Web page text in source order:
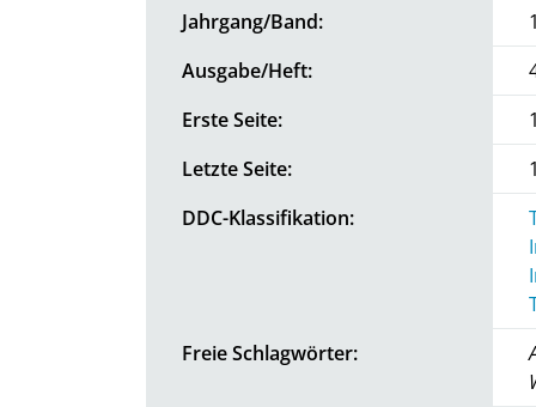
Jahrgang/Band:
Ausgabe/Heft:
Erste Seite:
Letzte Seite:
DDC-Klassifikation:
Freie Schlagwörter: